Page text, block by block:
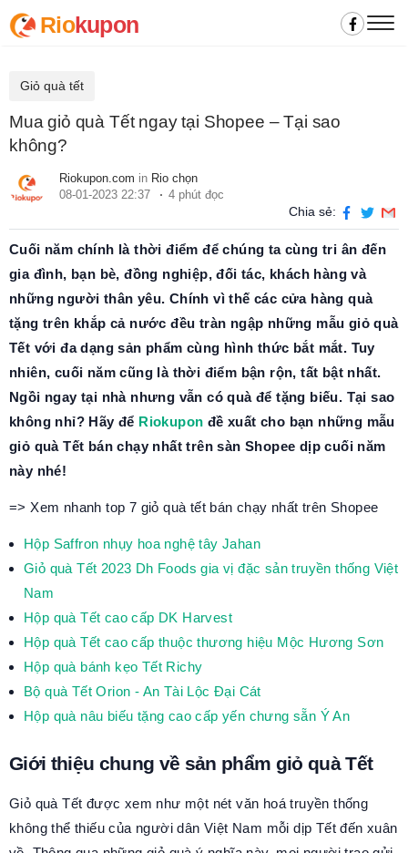
Riokupon
Giỏ quà tết
Mua giỏ quà Tết ngay tại Shopee – Tại sao
không?
Riokupon.com in Rio chọn
08-01-2023 22:37
4 phút đọc
Chia sẻ:
Cuối năm chính là thời điểm để chúng ta cùng tri ân đến
gia đình, bạn bè, đồng nghiệp, đối tác, khách hàng và
những người thân yêu. Chính vì thế các cửa hàng quà
tặng trên khắp cả nước đều tràn ngập những mẫu giỏ quà
Tết với đa dạng sản phẩm cùng hình thức bắt mắt. Tuy
nhiên, cuối năm cũng là thời điểm bận rộn, tất bật nhất.
Ngồi ngay tại nhà nhưng vẫn có quà để tặng biếu. Tại sao
không nhỉ? Hãy để Riokupon đề xuất cho bạn những mẫu
giỏ quà Tết bán chạy nhất trên sàn Shopee dịp cuối năm
này nhé!
=> Xem nhanh top 7 giỏ quà tết bán chạy nhất trên Shopee
Hộp Saffron nhụy hoa nghệ tây Jahan
Giỏ quà Tết 2023 Dh Foods gia vị đặc sản truyền thống Việt
Nam
Hộp quà Tết cao cấp DK Harvest
Hộp quà Tết cao cấp thuộc thương hiệu Mộc Hương Sơn
Hộp quà bánh kẹo Tết Richy
Bộ quà Tết Orion - An Tài Lộc Đại Cát
Hộp quà nâu biếu tặng cao cấp yến chưng sẵn Ý An
Giới thiệu chung về sản phẩm giỏ quà Tết
Giỏ quà Tết được xem như một nét văn hoá truyền thống
không thể thiếu của người dân Việt Nam mỗi dịp Tết đến xuân